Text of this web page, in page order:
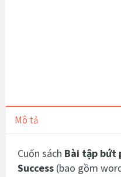
Mô tả
Cuốn sách Bài tập bứt
Success (bao gồm